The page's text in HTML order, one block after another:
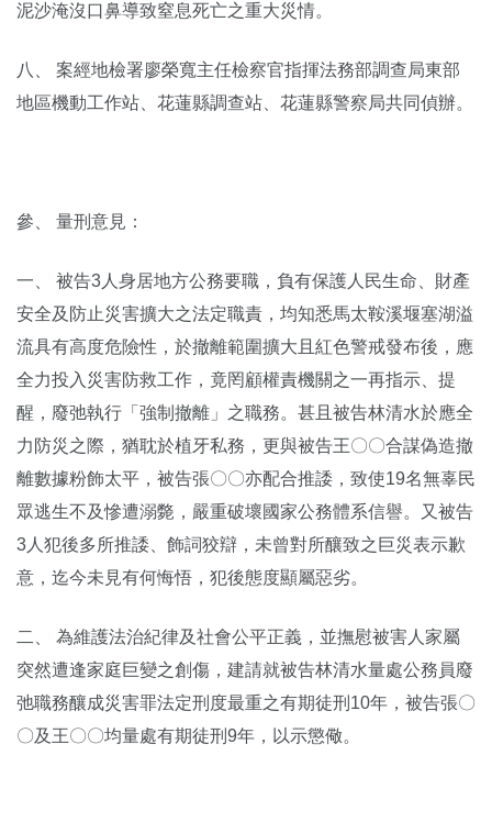
泥沙淹沒口鼻導致窒息死亡之重大災情。
八、 案經地檢署廖榮寬主任檢察官指揮法務部調查局東部
地區機動工作站、花蓮縣調查站、花蓮縣警察局共同偵辦。
參、 量刑意見：
一、 被告3人身居地方公務要職，負有保護人民生命、財產
安全及防止災害擴大之法定職責，均知悉馬太鞍溪堰塞湖溢
流具有高度危險性，於撤離範圍擴大且紅色警戒發布後，應
全力投入災害防救工作，竟罔顧權責機關之一再指示、提
醒，廢弛執行「強制撤離」之職務。甚且被告林清水於應全
力防災之際，猶耽於植牙私務，更與被告王〇〇合謀偽造撤
離數據粉飾太平，被告張〇〇亦配合推諉，致使19名無辜民
眾逃生不及慘遭溺斃，嚴重破壞國家公務體系信譽。又被告
3人犯後多所推諉、飾詞狡辯，未曾對所釀致之巨災表示歉
意，迄今未見有何悔悟，犯後態度顯屬惡劣。
二、 為維護法治紀律及社會公平正義，並撫慰被害人家屬
突然遭逢家庭巨變之創傷，建請就被告林清水量處公務員廢
弛職務釀成災害罪法定刑度最重之有期徒刑10年，被告張〇
〇及王〇〇均量處有期徒刑9年，以示懲儆。